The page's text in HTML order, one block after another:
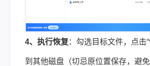
4、执行恢复 ：勾选目标文件，点击
到其他磁盘（切忌原位置保存，避